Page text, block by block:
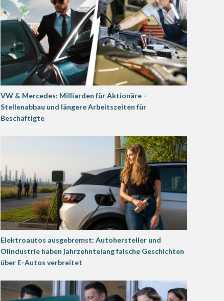
VW & Mercedes: Milliarden für Aktionäre -
Stellenabbau und längere Arbeitszeiten für
Beschäftigte
Elektroautos ausgebremst: Autohersteller und
Ölindustrie haben jahrzehntelang falsche Geschichten
über E-Autos verbreitet